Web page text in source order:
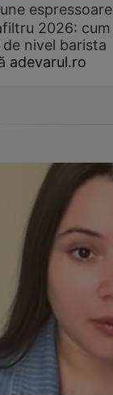
espressoare
2026: cum
nivel barista
adevarul.ro